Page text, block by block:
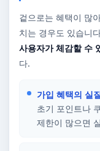
겉으로는 혜택이 많
치는 경우도 있습니
사용자가 체감할 수
다.
가입 혜택의 실
초기 포인트나
제한이 많으면